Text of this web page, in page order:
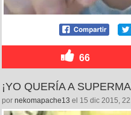
66
¡YO QUERÍA A
por nekomapache13 el 15 dic 2015,